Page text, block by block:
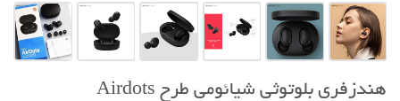
هندزفری بلوتوثی شیائومی طرح Airdots